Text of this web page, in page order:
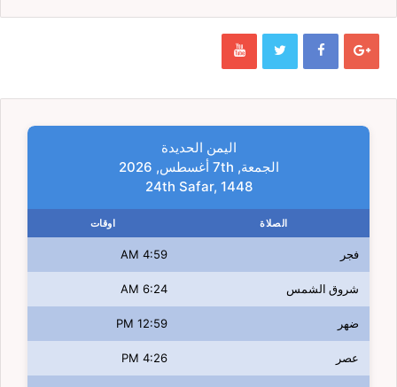
اليمن الحديدة
الجمعة, 7th أغسطس, 2026
24th Safar, 1448
الصلاة اوقات
فجر 4:59 AM
شروق الشمس 6:24 AM
ضهر 12:59 PM
عصر 4:26 PM